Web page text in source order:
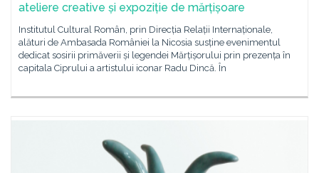
ateliere creative și expoziție de mărțișoare
Institutul Cultural Român, prin Direcția Relații Internaționale,
alături de Ambasada României la Nicosia susține evenimentul
dedicat sosirii primăverii și legendei Mărțișorului prin prezența în
capitala Ciprului a artistului iconar Radu Dincă. În